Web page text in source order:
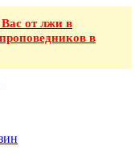
от лжи в
в